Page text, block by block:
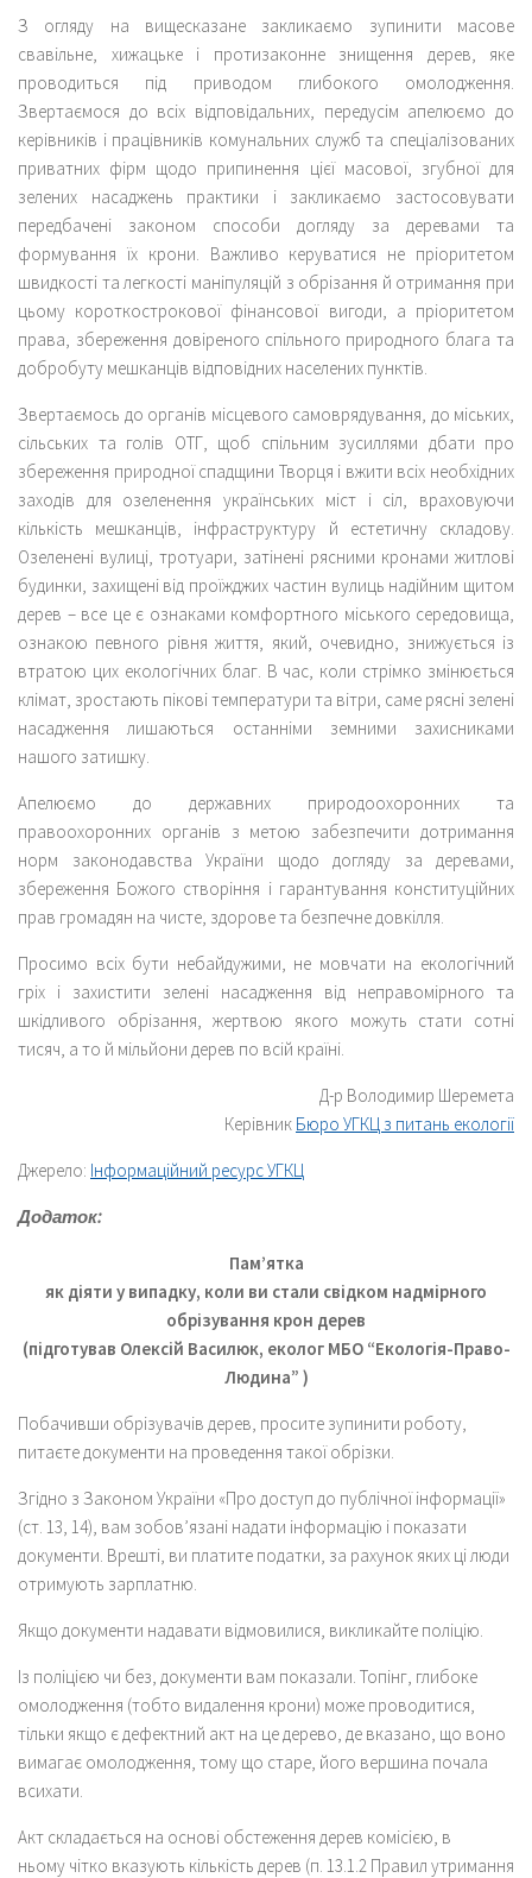
З огляду на вищесказане закликаємо зупинити масове
свавільне, хижацьке і протизаконне знищення дерев, яке
проводиться під приводом глибокого омолодження.
Звертаємося до всіх відповідальних, передусім апелюємо до
керівників і працівників комунальних служб та спеціалізованих
приватних фірм щодо припинення цієї масової, згубної для
зелених насаджень практики і закликаємо застосовувати
передбачені законом способи догляду за деревами та
формування їх крони. Важливо керуватися не пріоритетом
швидкості та легкості маніпуляцій з обрізання й отримання при
цьому короткострокової фінансової вигоди, а пріоритетом
права, збереження довіреного спільного природного блага та
добробуту мешканців відповідних населених пунктів.
Звертаємось до органів місцевого самоврядування, до міських,
сільських та голів ОТГ, щоб спільним зусиллями дбати про
збереження природної спадщини Творця і вжити всіх необхідних
заходів для озеленення українських міст і сіл, враховуючи
кількість мешканців, інфраструктуру й естетичну складову.
Озеленені вулиці, тротуари, затінені рясними кронами житлові
будинки, захищені від проїжджих частин вулиць надійним щитом
дерев – все це є ознаками комфортного міського середовища,
ознакою певного рівня життя, який, очевидно, знижується із
втратою цих екологічних благ. В час, коли стрімко змінюється
клімат, зростають пікові температури та вітри, саме рясні зелені
насадження лишаються останніми земними захисниками
нашого затишку.
Апелюємо до державних природоохоронних та
правоохоронних органів з метою забезпечити дотримання
норм законодавства України щодо догляду за деревами,
збереження Божого створіння і гарантування конституційних
прав громадян на чисте, здорове та безпечне довкілля.
Просимо всіх бути небайдужими, не мовчати на екологічний
гріх і захистити зелені насадження від неправомірного та
шкідливого обрізання, жертвою якого можуть стати сотні
тисяч, а то й мільйони дерев по всій країні.
Д-р Володимир Шеремета
Керівник Бюро УГКЦ з питань екології
Джерело: Інформаційний ресурс УГКЦ
Додаток:
Пам’ятка
як діяти у випадку, коли ви стали свідком надмірного
обрізування крон дерев
(підготував Олексій Василюк, еколог МБО “Екологія-Право-
Людина” )
Побачивши обрізувачів дерев, просите зупинити роботу,
питаєте документи на проведення такої обрізки.
Згідно з Законом України «Про доступ до публічної інформації»
(ст. 13, 14), вам зобов’язані надати інформацію і показати
документи. Врешті, ви платите податки, за рахунок яких ці люди
отримують зарплатню.
Якщо документи надавати відмовилися, викликайте поліцію.
Із поліцією чи без, документи вам показали. Топінг, глибоке
омолодження (тобто видалення крони) може проводитися,
тільки якщо є дефектний акт на це дерево, де вказано, що воно
вимагає омолодження, тому що старе, його вершина почала
всихати.
Акт складається на основі обстеження дерев комісією, в
ньому чітко вказують кількість дерев (п. 13.1.2 Правил утримання